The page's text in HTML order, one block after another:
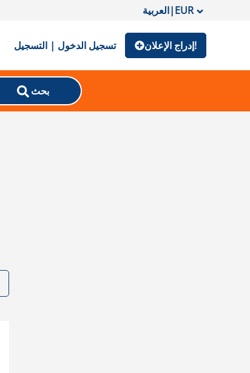
العربية|EUR
تسجيل الدخول | التسجيل إدراج الإعلان!
بحث